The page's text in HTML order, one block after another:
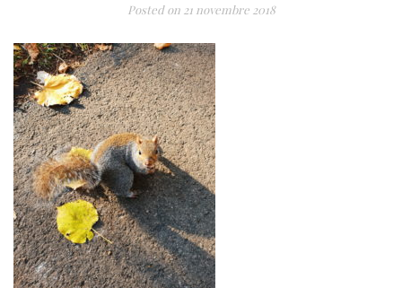
Posted on21 novembre 2018